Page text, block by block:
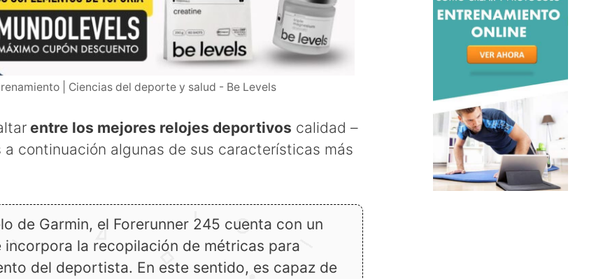
| Ciencias del deporte y salud - Be Levels
entre los mejores relojes deportivos calidad –
a continuación algunas de sus características más
de Garmin, el Forerunner 245 cuenta con un
incorpora la recopilación de métricas para
del deportista. En este sentido, es capaz de